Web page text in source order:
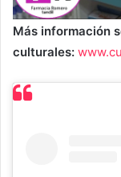
Más información
culturales: